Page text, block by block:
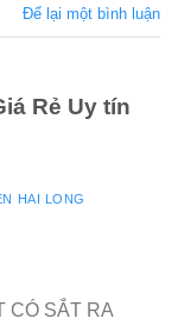
Để lại một bình luận
Rẻ Uy tín
HAI LONG
CÓ SẮT RA